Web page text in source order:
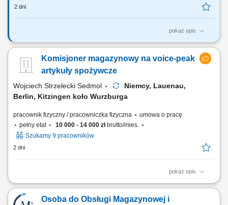
2 dni
pokaż opis
Zadania: prace magazynowe (komisjonowanie, pakowanie,
załadunek i rozładunek samochodów ciężarowych; sporządzanie i
kontrola dokumentów wysyłkowych; montaż elementów wózków
Komisjoner magazynowy na voice-peak
artykuły spożywcze
Wojciech Strzelecki Sedmol
Niemcy, Lauenau,
Berlin, Kitzingen koło Wurzburga
pracownik fizyczny / pracowniczka fizyczna
umowa o pracę
pełny etat
10 000 - 14 000 złbrutto/mies.
Szukamy 9 pracowników
2 dni
pokaż opis
Opis stanowiska: Zbieranie towaru w magazynie; Poruszanie się na
małym wózku elektrycznym; Wożenie za sobą palety, na której
układamy zebrany towar wg pozycji usłyszanej w słuchawce; Praca w
Osoba do Obsługi Magazynowej i